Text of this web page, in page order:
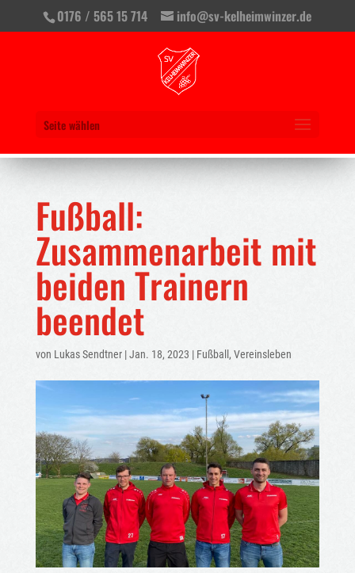
0176 / 565 15 714 info@sv-kelheimwinzer.de
Seite wählen
Fußball:
Zusammenarbeit mit
beiden Trainern
beendet
von Lukas Sendtner|Jan. 18, 2023 | Fußball , Vereinsleben